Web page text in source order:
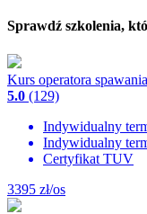
Sprawdź szkolenia,
Kurs operatora
5.0 (129)
Indywidualny
Indywidualny
Certyfikat TUV
3395 zł/os